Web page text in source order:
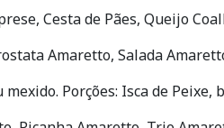
Cesta de Pães, Queijo
Amaretto, Salada
mexido. Porções: Isca de